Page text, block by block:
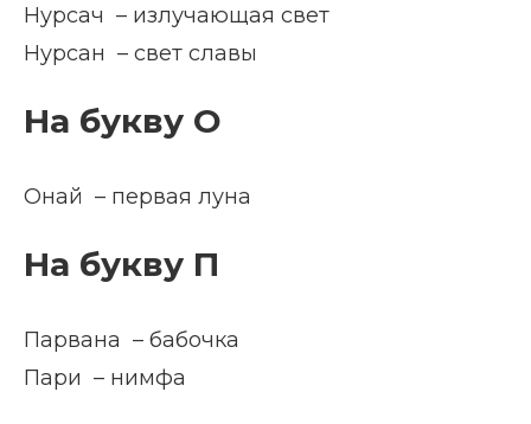
Нурсач – излучающая свет
Нурсан – свет славы
На букву О
Онай – первая луна
На букву П
Парвана – бабочка
Пари – нимфа